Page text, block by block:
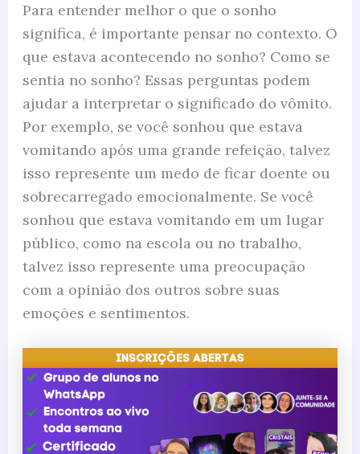
Para entender melhor o que o sonho
significa, é importante pensar no contexto. O
que estava acontecendo no sonho? Como se
sentia no sonho? Essas perguntas podem
ajudar a interpretar o significado do vômito.
Por exemplo, se você sonhou que estava
vomitando após uma grande refeição, talvez
isso represente um medo de ficar doente ou
sobrecarregado emocionalmente. Se você
sonhou que estava vomitando em um lugar
público, como na escola ou no trabalho,
talvez isso represente uma preocupação
com a opinião dos outros sobre suas
emoções e sentimentos.